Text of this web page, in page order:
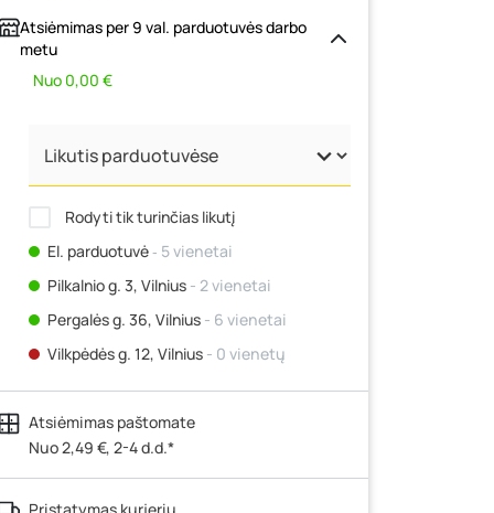
Atsiėmimas per 9 val. parduotuvės darbo
metu
Nuo 0,00 €
Rodyti tik turinčias likutį
El. parduotuvė‐ 5 vienetai
Pilkalnio g. 3, Vilnius - 2 vienetai
Pergalės g. 36, Vilnius - 6 vienetai
Vilkpėdės g. 12, Vilnius - 0 vienetų
Ateities g. 15, Vilnius- 3 vienetai
Kauno r., Narsiečių k., Vytauto g. 183,
Kaunas- 2 vienetai
Šilutės pl. 83A, Klaipėda- 3 vienetai
Atsiėmimas paštomate
Nuo 2,49 €, 2-4 d.d.*